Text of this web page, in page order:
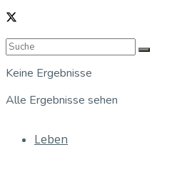
Keine Ergebnisse
Alle Ergebnisse sehen
Leben